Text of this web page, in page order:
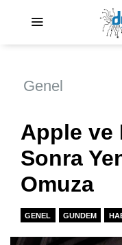
Genel
Apple ve
Sonra
Omuza
GENEL GUNDEM